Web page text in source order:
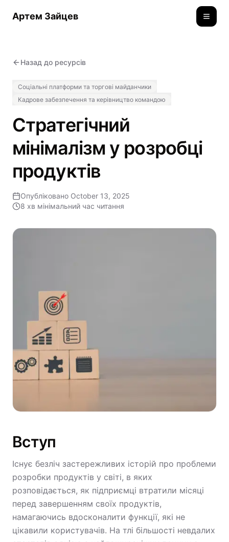
Артем Зайцев
Назад до ресурсів
Соціальні платформи та торгові майданчики
Кадрове забезпечення та керівництво командою
Стратегічний
мінімалізм у розробці
продуктів
Опубліковано October 13, 2025
8 хв мінімальний час читання
Вступ
Існує безліч застережливих історій про проблеми
розробки продуктів у світі, в яких
розповідається, як підприємці втратили місяці
перед завершенням своїх продуктів,
намагаючись вдосконалити функції, які не
цікавили користувачів. На тлі більшості невдалих